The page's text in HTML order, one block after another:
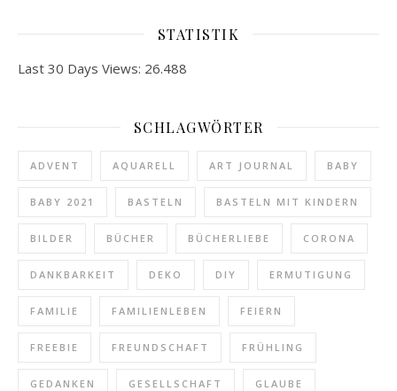
STATISTIK
Last 30 Days Views: 26.488
SCHLAGWÖRTER
ADVENT AQUARELL ART JOURNAL BABY
BABY 2021 BASTELN BASTELN MIT KINDERN
BILDER BÜCHER BÜCHERLIEBE CORONA
DANKBARKEIT DEKO DIY ERMUTIGUNG
FAMILIE FAMILIENLEBEN FEIERN
FREEBIE FREUNDSCHAFT FRÜHLING
GEDANKEN GESELLSCHAFT GLAUBE